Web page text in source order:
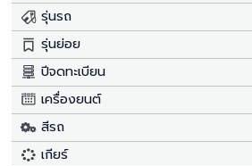
รุ่นรถ
รุ่นย่อย
ปีจดทะเบียน
เครื่องยนต์
สีรถ
เกียร์